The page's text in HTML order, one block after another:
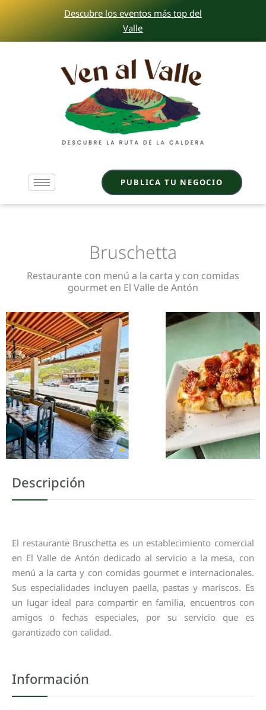
Descubre los eventos más top del
Valle
PUBLICA TU NEGOCIO
Bruschetta
Restaurante con menú a la carta y con comidas
gourmet en El Valle de Antón
Descripción
El restaurante Bruschetta es un establecimiento comercial
en El Valle de Antón dedicado al servicio a la mesa, con
menú a la carta y con comidas gourmet e internacionales.
Sus especialidades incluyen paella, pastas y mariscos. Es
un lugar ideal para compartir en familia, encuentros con
amigos o fechas especiales, por su servicio que es
garantizado con calidad.
Información